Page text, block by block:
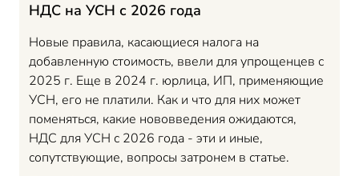
НДС на УСН с 2026 года
Новые правила, касающиеся налога на
добавленную стоимость, ввели для упрощенцев с
2025 г. Еще в 2024 г. юрлица, ИП, применяющие
УСН, его не платили. Как и что для них может
поменяться, какие нововведения ожидаются,
НДС для УСН с 2026 года - эти и иные,
сопутствующие, вопросы затронем в статье.